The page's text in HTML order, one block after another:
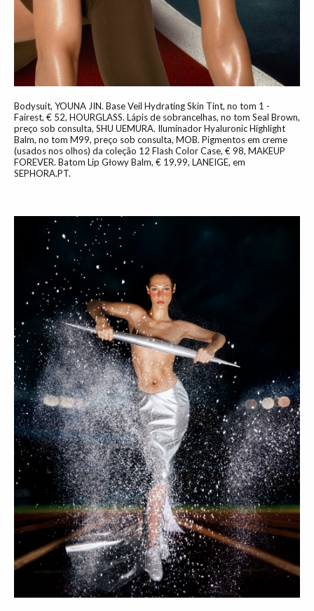
Bodysuit, YOUNA JIN. Base Veil Hydrating Skin Tint, no tom 1 -
Fairest, € 52, HOURGLASS. Lápis de sobrancelhas, no tom Seal Brown,
preço sob consulta, SHU UEMURA. Iluminador Hyaluronic Highlight
Balm, no tom M99, preço sob consulta, MOB. Pigmentos em creme
(usados nos olhos) da coleção 12 Flash Color Case, € 98, MAKEUP
FOREVER. Batom Lip Głowy Balm, € 19,99, LANEIGE, em
SEPHORA.PT.